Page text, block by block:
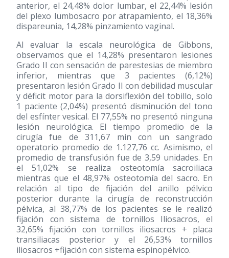
anterior, el 24,48% dolor lumbar, el 22,44% lesión
del plexo lumbosacro por atrapamiento, el 18,36%
dispareunia, 14,28% pinzamiento vaginal.
Al evaluar la escala neurológica de Gibbons,
observamos que el 14,28% presentaron lesiones
Grado II con sensación de parestesias de miembro
inferior, mientras que 3 pacientes (6,12%)
presentaron lesión Grado II con debilidad muscular
y déficit motor para la dorsiflexión del tobillo, solo
1 paciente (2,04%) presentó disminución del tono
del esfínter vesical. El 77,55% no presentó ninguna
lesión neurológica. El tiempo promedio de la
cirugía fue de 311,67 min con un sangrado
operatorio promedio de 1.127,76 cc. Asimismo, el
promedio de transfusión fue de 3,59 unidades. En
el 51,02% se realiza osteotomía sacroiliaca
mientras que el 48,97% osteotomía del sacro. En
relación al tipo de fijación del anillo pélvico
posterior durante la cirugía de reconstrucción
pélvica, al 38,77% de los pacientes se le realizó
fijación con sistema de tornillos Iliosacros, el
32,65% fijación con tornillos iliosacros + placa
transiliacas posterior y el 26,53% tornillos
iliosacros +fijación con sistema espinopélvico.